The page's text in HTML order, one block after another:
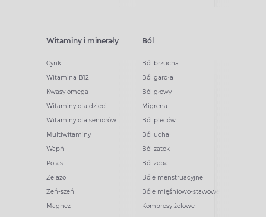
Witaminy i minerały
Cynk
Witamina B12
Kwasy omega
Witaminy dla dzieci
Witaminy dla seniorów
Multiwitaminy
Wapń
Potas
Żelazo
Żeń-szeń
Magnez
Ból
Ból brzucha
Ból gardła
Ból głowy
Migrena
Ból pleców
Ból ucha
Ból zatok
Ból zęba
Bóle menstruacyjne
Bóle mięśniowo-stawowe
Kompresy żelowe